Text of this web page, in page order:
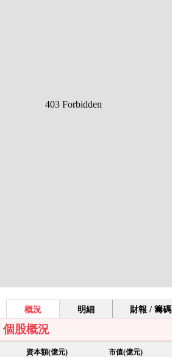
概況 明細 財報 / 籌碼
個股概況
資本額(億元)
市值(億元)